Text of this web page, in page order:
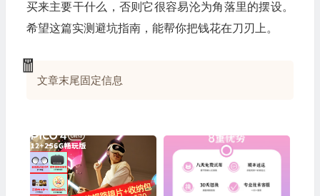
买来主要干什么，否则它很容易沦为角落里的摆设。
希望这篇实测避坑指南，能帮你把钱花在刀刃上。
文章末尾固定信息